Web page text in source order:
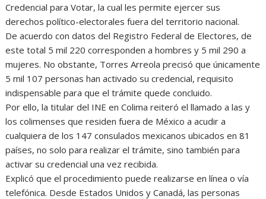
Credencial para Votar, la cual les permite ejercer sus
derechos político-electorales fuera del territorio nacional.
De acuerdo con datos del Registro Federal de Electores, de
este total 5 mil 220 corresponden a hombres y 5 mil 290 a
mujeres. No obstante, Torres Arreola precisó que únicamente
5 mil 107 personas han activado su credencial, requisito
indispensable para que el trámite quede concluido.
Por ello, la titular del INE en Colima reiteró el llamado a las y
los colimenses que residen fuera de México a acudir a
cualquiera de los 147 consulados mexicanos ubicados en 81
países, no solo para realizar el trámite, sino también para
activar su credencial una vez recibida.
Explicó que el procedimiento puede realizarse en línea o vía
telefónica. Desde Estados Unidos y Canadá, las personas